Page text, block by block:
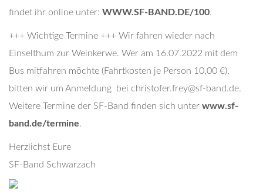
findet ihr online unter: WWW.SF-BAND.DE/100.
+++ Wichtige Termine +++ Wir fahren wieder nach
Einselthum zur Weinkerwe. Wer am 16.07.2022 mit dem
Bus mitfahren möchte (Fahrtkosten je Person 10,00 €),
bitten wir um Anmeldung bei christofer.frey@sf-band.de.
Weitere Termine der SF-Band finden sich unter www.sf-
band.de/termine.
Herzlichst Eure
SF-Band Schwarzach